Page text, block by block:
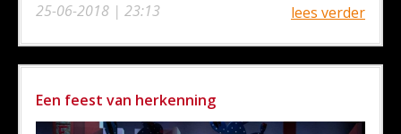
25-06-2018 | 23:13
lees verder
Een feest van herkenning